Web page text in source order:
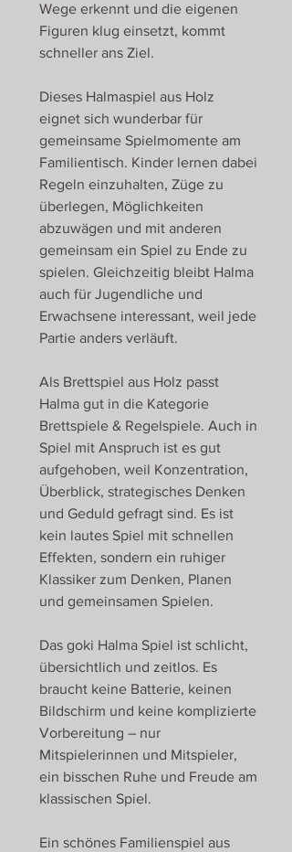
Wege erkennt und die eigenen
Figuren klug einsetzt, kommt
schneller ans Ziel.
Dieses Halmaspiel aus Holz
eignet sich wunderbar für
gemeinsame Spielmomente am
Familientisch. Kinder lernen dabei
Regeln einzuhalten, Züge zu
überlegen, Möglichkeiten
abzuwägen und mit anderen
gemeinsam ein Spiel zu Ende zu
spielen. Gleichzeitig bleibt Halma
auch für Jugendliche und
Erwachsene interessant, weil jede
Partie anders verläuft.
Als Brettspiel aus Holz passt
Halma gut in die Kategorie
Brettspiele & Regelspiele. Auch in
Spiel mit Anspruch ist es gut
aufgehoben, weil Konzentration,
Überblick, strategisches Denken
und Geduld gefragt sind. Es ist
kein lautes Spiel mit schnellen
Effekten, sondern ein ruhiger
Klassiker zum Denken, Planen
und gemeinsamen Spielen.
Das goki Halma Spiel ist schlicht,
übersichtlich und zeitlos. Es
braucht keine Batterie, keinen
Bildschirm und keine komplizierte
Vorbereitung – nur
Mitspielerinnen und Mitspieler,
ein bisschen Ruhe und Freude am
klassischen Spiel.
Ein schönes Familienspiel aus